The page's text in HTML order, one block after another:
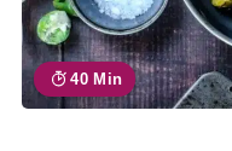
40 Min